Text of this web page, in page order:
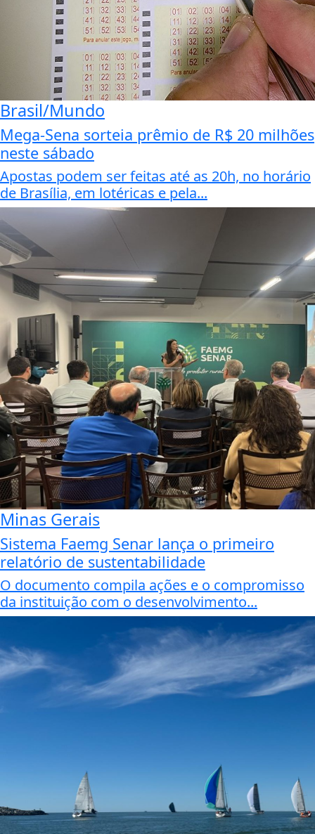
Brasil/Mundo
Mega-Sena sorteia prêmio de R$ 20 milhões
neste sábado
Apostas podem ser feitas até as 20h, no horário
de Brasília, em lotéricas e pela...
Minas Gerais
Sistema Faemg Senar lança o primeiro
relatório de sustentabilidade
O documento compila ações e o compromisso
da instituição com o desenvolvimento...